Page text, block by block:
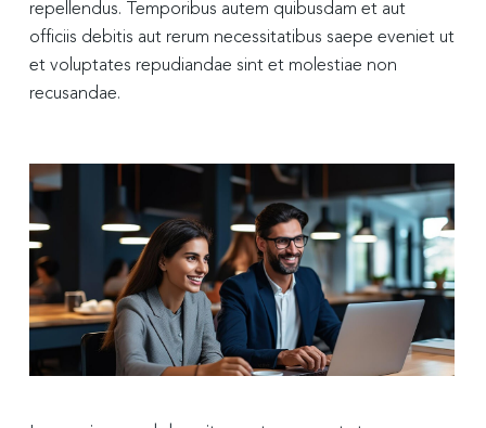
repellendus. Temporibus autem quibusdam et aut
officiis debitis aut rerum necessitatibus saepe eveniet ut
et voluptates repudiandae sint et molestiae non
recusandae.